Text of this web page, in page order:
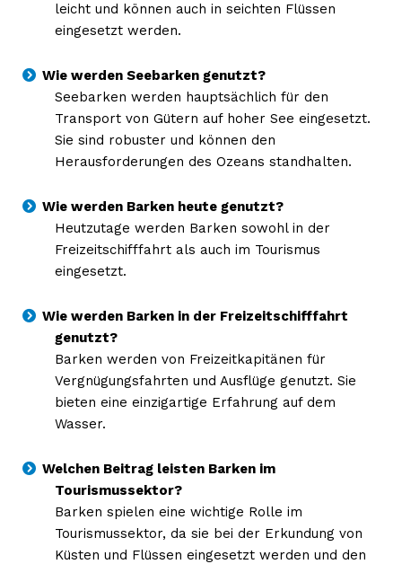
leicht und können auch in seichten Flüssen
eingesetzt werden.
Wie werden Seebarken genutzt?
Seebarken werden hauptsächlich für den
Transport von Gütern auf hoher See eingesetzt.
Sie sind robuster und können den
Herausforderungen des Ozeans standhalten.
Wie werden Barken heute genutzt?
Heutzutage werden Barken sowohl in der
Freizeitschifffahrt als auch im Tourismus
eingesetzt.
Wie werden Barken in der Freizeitschifffahrt
genutzt?
Barken werden von Freizeitkapitänen für
Vergnügungsfahrten und Ausflüge genutzt. Sie
bieten eine einzigartige Erfahrung auf dem
Wasser.
Welchen Beitrag leisten Barken im
Tourismussektor?
Barken spielen eine wichtige Rolle im
Tourismussektor, da sie bei der Erkundung von
Küsten und Flüssen eingesetzt werden und den